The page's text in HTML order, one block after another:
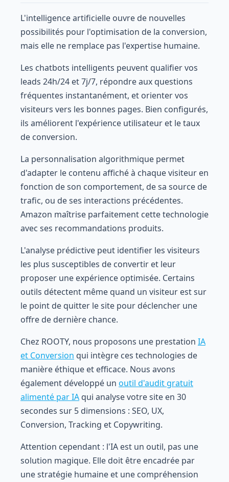
L'intelligence artificielle ouvre de nouvelles
possibilités pour l'optimisation de la conversion,
mais elle ne remplace pas l'expertise humaine.
Les chatbots intelligents peuvent qualifier vos
leads 24h/24 et 7j/7, répondre aux questions
fréquentes instantanément, et orienter vos
visiteurs vers les bonnes pages. Bien configurés,
ils améliorent l'expérience utilisateur et le taux
de conversion.
La personnalisation algorithmique permet
d'adapter le contenu affiché à chaque visiteur en
fonction de son comportement, de sa source de
trafic, ou de ses interactions précédentes.
Amazon maîtrise parfaitement cette technologie
avec ses recommandations produits.
L'analyse prédictive peut identifier les visiteurs
les plus susceptibles de convertir et leur
proposer une expérience optimisée. Certains
outils détectent même quand un visiteur est sur
le point de quitter le site pour déclencher une
offre de dernière chance.
Chez ROOTY, nous proposons une prestation IA
et Conversion qui intègre ces technologies de
manière éthique et efficace. Nous avons
également développé un outil d'audit gratuit
alimenté par IA qui analyse votre site en 30
secondes sur 5 dimensions : SEO, UX,
Conversion, Tracking et Copywriting.
Attention cependant : l'IA est un outil, pas une
solution magique. Elle doit être encadrée par
une stratégie humaine et une compréhension